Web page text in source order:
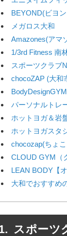
BEYOND(ビヨ
メガロス大和
Amazones(アマ
1/3rd Fitness 南
スポーツクラブ
chocoZAP (大和
パーソナルトレ
ホットヨガ＆岩
ホットヨガスタ
chocozap(ちょ
CLOUD GYM（
LEAN BODY【
大和でおすすめ
スポーツ